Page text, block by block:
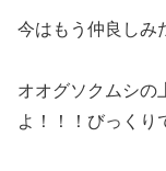
今はもう仲良しみ
オオグソクムシの
よ！！！びっくり